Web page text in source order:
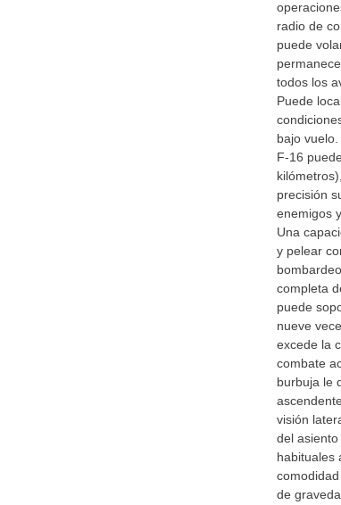
radio de
puede
todos los
Puede
bajo
F-16
precisión
enemigos
Una
y pelear
completa
puede
nueve
excede la
combate
burbuja le
visión
del
habituales
de